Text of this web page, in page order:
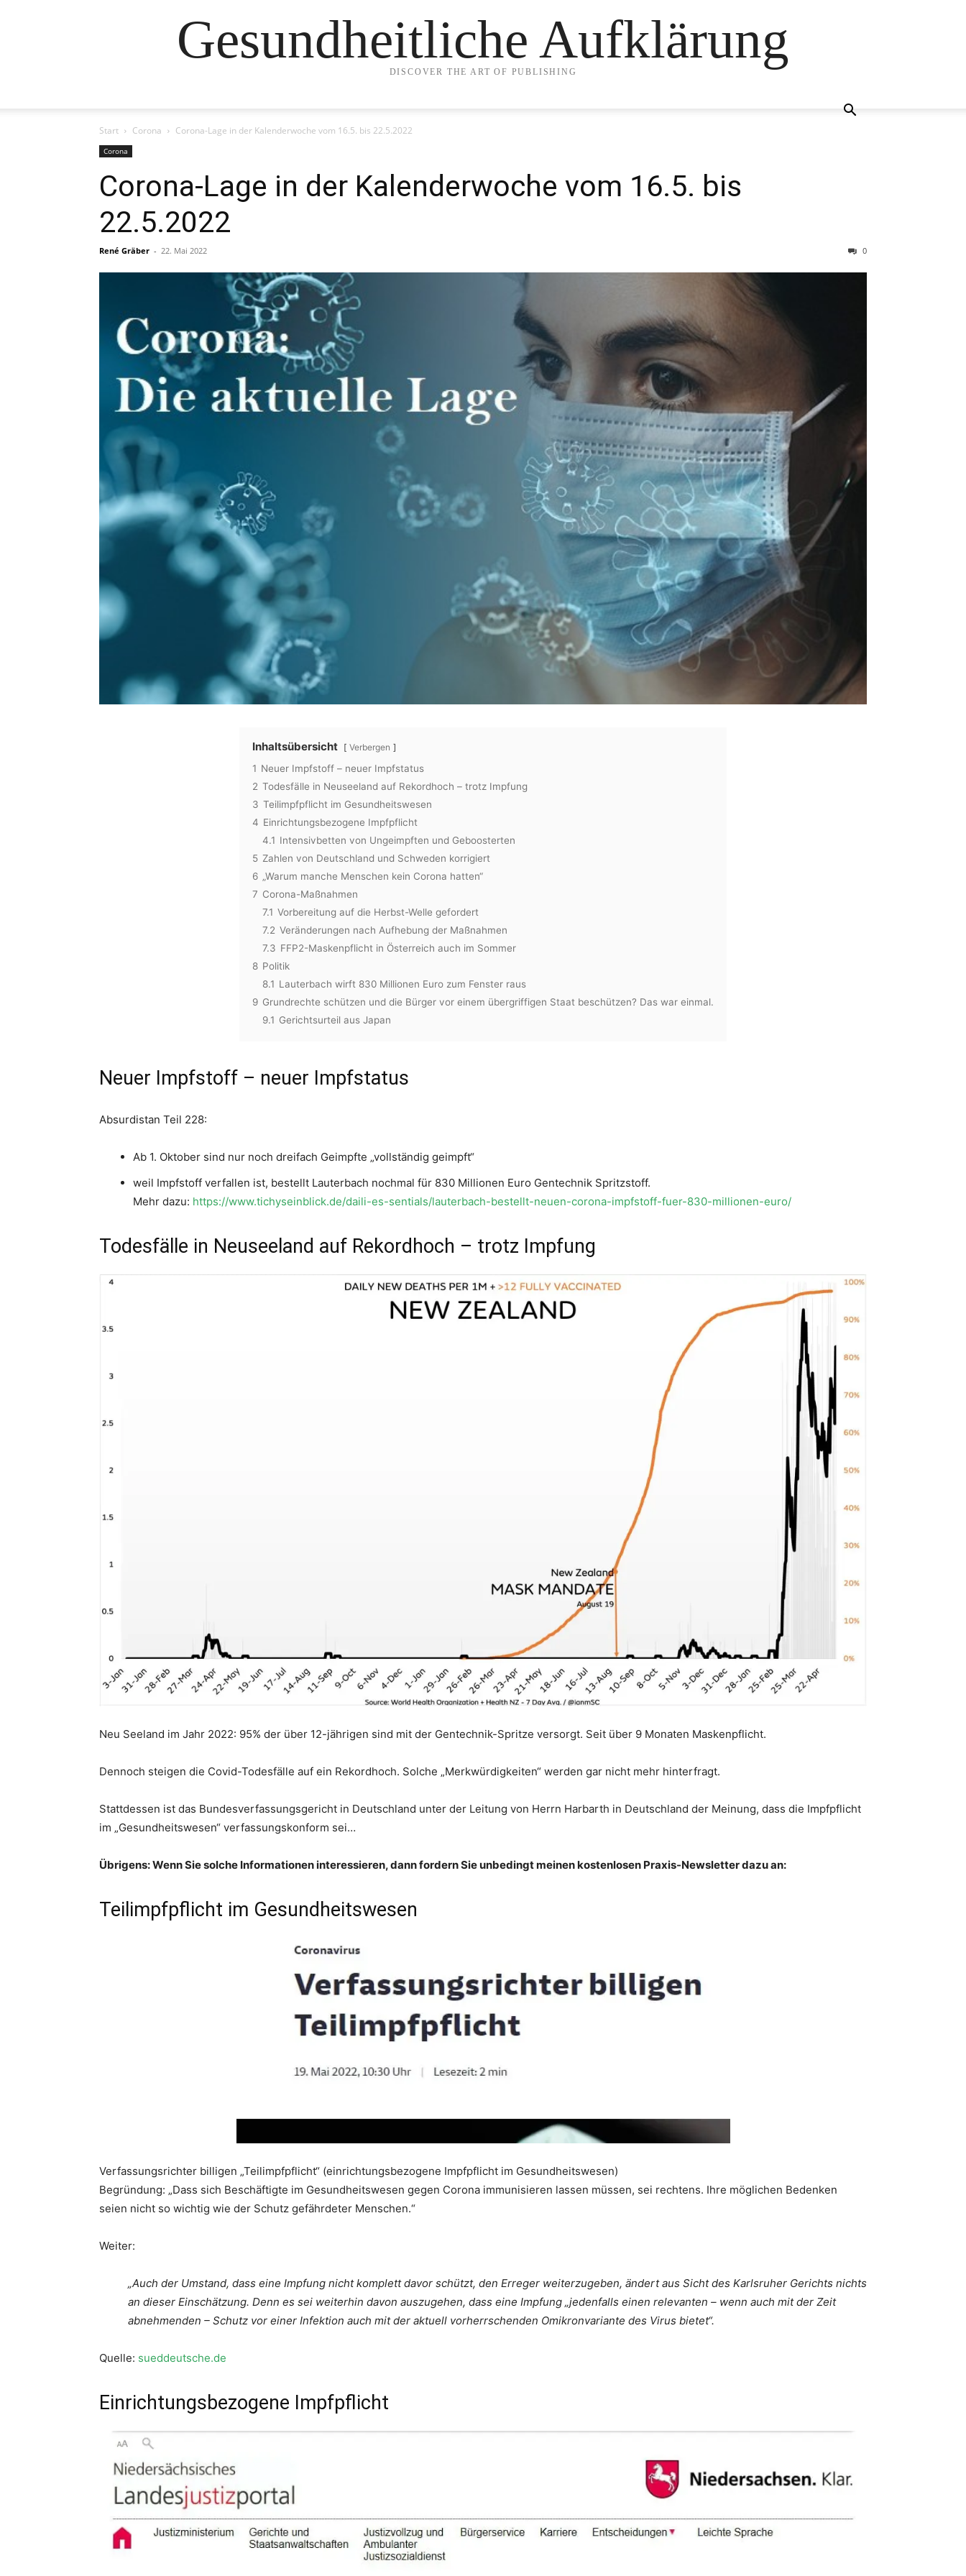
Gesundheitliche Aufklärung
DISCOVER THE ART OF PUBLISHING
Start Corona Corona-Lage in der Kalenderwoche vom 16.5. bis 22.5.2022
Corona
Corona-Lage in der Kalenderwoche vom 16.5. bis
22.5.2022
René Gräber - 22. Mai 2022 0
Inhaltsübersicht Verbergen
1 Neuer Impfstoff – neuer Impfstatus
2 Todesfälle in Neuseeland auf Rekordhoch – trotz Impfung
3 Teilimpfpflicht im Gesundheitswesen
4 Einrichtungsbezogene Impfpflicht
4.1 Intensivbetten von Ungeimpften und Geboosterten
5 Zahlen von Deutschland und Schweden korrigiert
6 „Warum manche Menschen kein Corona hatten“
7 Corona-Maßnahmen
7.1 Vorbereitung auf die Herbst-Welle gefordert
7.2 Veränderungen nach Aufhebung der Maßnahmen
7.3 FFP2-Maskenpflicht in Österreich auch im Sommer
8 Politik
8.1 Lauterbach wirft 830 Millionen Euro zum Fenster raus
9 Grundrechte schützen und die Bürger vor einem übergriffigen Staat beschützen? Das war einmal.
9.1 Gerichtsurteil aus Japan
Neuer Impfstoff – neuer Impfstatus
Absurdistan Teil 228:
Ab 1. Oktober sind nur noch dreifach Geimpfte „vollständig geimpft“
weil Impfstoff verfallen ist, bestellt Lauterbach nochmal für 830 Millionen Euro Gentechnik Spritzstoff.
Mehr dazu: https://www.tichyseinblick.de/daili-es-sentials/lauterbach-bestellt-neuen-corona-impfstoff-fuer-830-millionen-euro/
Todesfälle in Neuseeland auf Rekordhoch – trotz Impfung
Neu Seeland im Jahr 2022: 95% der über 12-jährigen sind mit der Gentechnik-Spritze versorgt. Seit über 9 Monaten Maskenpflicht.
Dennoch steigen die Covid-Todesfälle auf ein Rekordhoch. Solche „Merkwürdigkeiten“ werden gar nicht mehr hinterfragt.
Stattdessen ist das Bundesverfassungsgericht in Deutschland unter der Leitung von Herrn Harbarth in Deutschland der Meinung, dass die Impfpflicht
im „Gesundheitswesen“ verfassungskonform sei…
Übrigens: Wenn Sie solche Informationen interessieren, dann fordern Sie unbedingt meinen kostenlosen Praxis-Newsletter dazu an:
Teilimpfpflicht im Gesundheitswesen
Verfassungsrichter billigen „Teilimpfpflicht“ (einrichtungsbezogene Impfpflicht im Gesundheitswesen)
Begründung: „Dass sich Beschäftigte im Gesundheitswesen gegen Corona immunisieren lassen müssen, sei rechtens. Ihre möglichen Bedenken
seien nicht so wichtig wie der Schutz gefährdeter Menschen.“
Weiter:
„Auch der Umstand, dass eine Impfung nicht komplett davor schützt, den Erreger weiterzugeben, ändert aus Sicht des Karlsruher Gerichts nichts
an dieser Einschätzung. Denn es sei weiterhin davon auszugehen, dass eine Impfung „jedenfalls einen relevanten – wenn auch mit der Zeit
abnehmenden – Schutz vor einer Infektion auch mit der aktuell vorherrschenden Omikronvariante des Virus bietet“.
Quelle: sueddeutsche.de
Einrichtungsbezogene Impfpflicht